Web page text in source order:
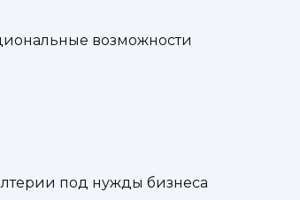
возможности
под нужды бизнеса